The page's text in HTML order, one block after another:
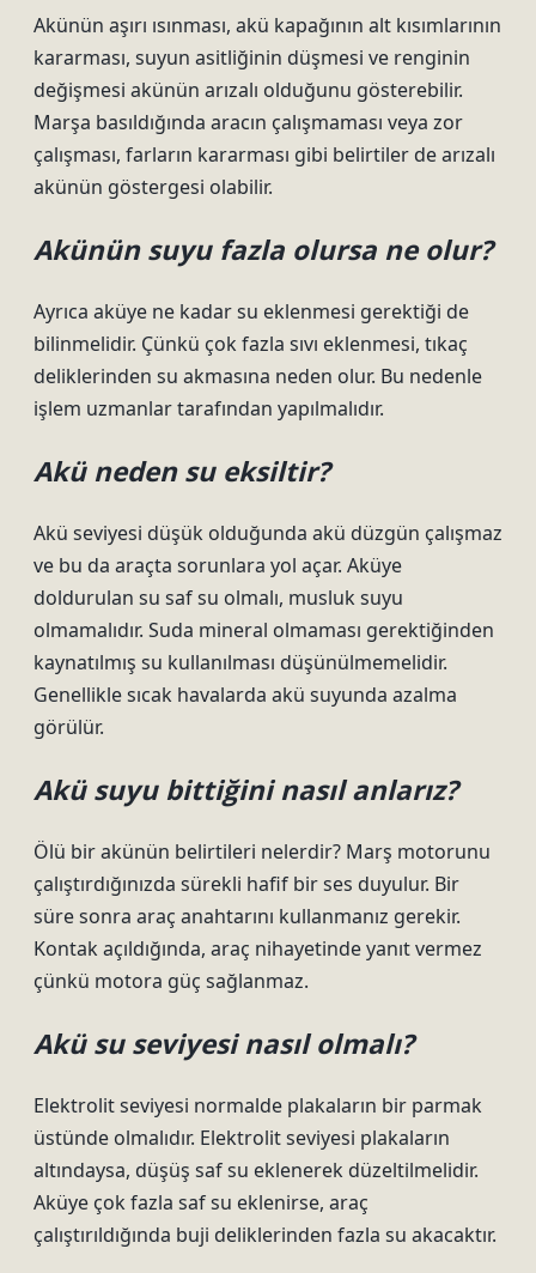
Akünün aşırı ısınması, akü kapağının alt kısımlarının
kararması, suyun asitliğinin düşmesi ve renginin
değişmesi akünün arızalı olduğunu gösterebilir.
Marşa basıldığında aracın çalışmaması veya zor
çalışması, farların kararması gibi belirtiler de arızalı
akünün göstergesi olabilir.
Akünün suyu fazla olursa ne olur?
Ayrıca aküye ne kadar su eklenmesi gerektiği de
bilinmelidir. Çünkü çok fazla sıvı eklenmesi, tıkaç
deliklerinden su akmasına neden olur. Bu nedenle
işlem uzmanlar tarafından yapılmalıdır.
Akü neden su eksiltir?
Akü seviyesi düşük olduğunda akü düzgün çalışmaz
ve bu da araçta sorunlara yol açar. Aküye
doldurulan su saf su olmalı, musluk suyu
olmamalıdır. Suda mineral olmaması gerektiğinden
kaynatılmış su kullanılması düşünülmemelidir.
Genellikle sıcak havalarda akü suyunda azalma
görülür.
Akü suyu bittiğini nasıl anlarız?
Ölü bir akünün belirtileri nelerdir? Marş motorunu
çalıştırdığınızda sürekli hafif bir ses duyulur. Bir
süre sonra araç anahtarını kullanmanız gerekir.
Kontak açıldığında, araç nihayetinde yanıt vermez
çünkü motora güç sağlanmaz.
Akü su seviyesi nasıl olmalı?
Elektrolit seviyesi normalde plakaların bir parmak
üstünde olmalıdır. Elektrolit seviyesi plakaların
altındaysa, düşüş saf su eklenerek düzeltilmelidir.
Aküye çok fazla saf su eklenirse, araç
çalıştırıldığında buji deliklerinden fazla su akacaktır.